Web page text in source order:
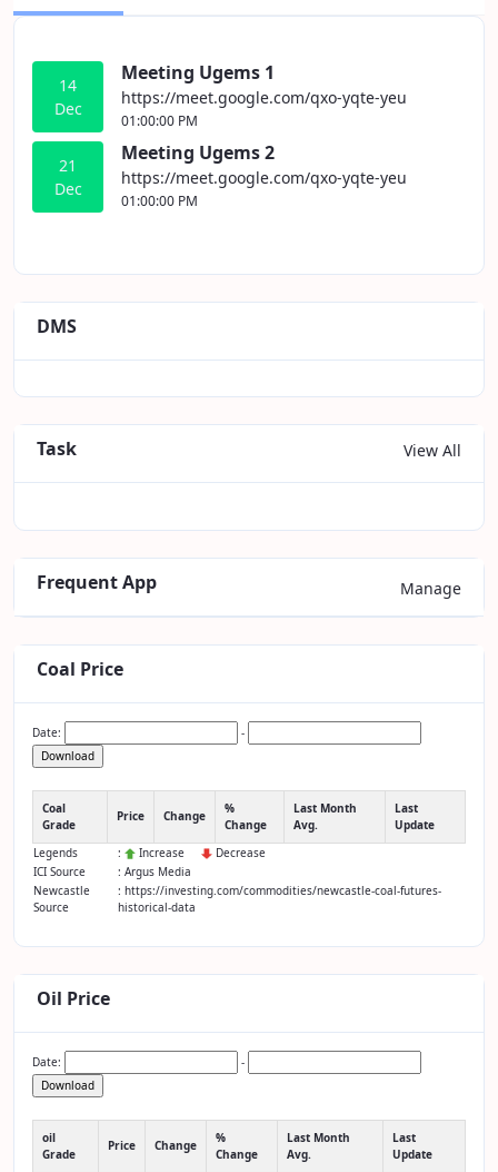
14
Dec
Meeting Ugems 1
https://meet.google.com/qxo-yqte-yeu
01:00:00 PM
21
Dec
Meeting Ugems 2
https://meet.google.com/qxo-yqte-yeu
01:00:00 PM
DMS
Task View All
Frequent App Manage
Coal Price
Date:
-
Download
Coal
Grade
Price Change
%
Change
Last Month
Avg.
Last
Update
Legends
: Increase
Decrease
ICI Source
: Argus Media
Newcastle
Source
: https://investing.com/commodities/newcastle-coal-futures-
historical-data
Oil Price
Date:
-
Download
oil
Grade
Price Change
%
Change
Last Month
Avg.
Last
Update